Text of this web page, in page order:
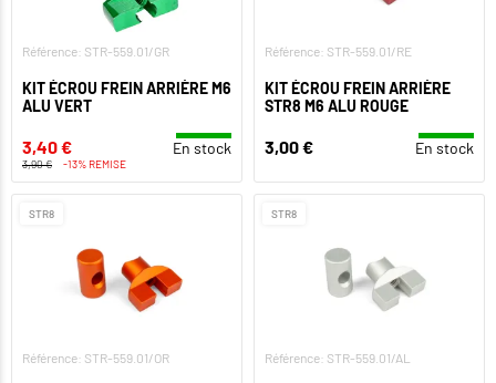
Référence: STR-559.01/GR
KIT ÉCROU FREIN ARRIÈRE M6
ALU VERT
3,40 € En stock
3,90 € -13% REMISE
Référence: STR-559.01/RE
KIT ÉCROU FREIN ARRIÈRE
STR8 M6 ALU ROUGE
3,00 € En stock
STR8
Référence: STR-559.01/OR
STR8
Référence: STR-559.01/AL